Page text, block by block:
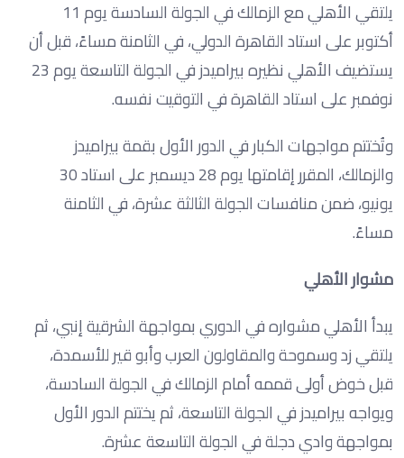
يلتقي الأهلي مع الزمالك في الجولة السادسة يوم 11
أكتوبر على استاد القاهرة الدولي، في الثامنة مساءً، قبل أن
يستضيف الأهلي نظيره بيراميدز في الجولة التاسعة يوم 23
نوفمبر على استاد القاهرة في التوقيت نفسه.
وتُختتم مواجهات الكبار في الدور الأول بقمة بيراميدز
والزمالك، المقرر إقامتها يوم 28 ديسمبر على استاد 30
يونيو، ضمن منافسات الجولة الثالثة عشرة، في الثامنة
مساءً.
مشوار الأهلي
يبدأ الأهلي مشواره في الدوري بمواجهة الشرقية إنبي، ثم
يلتقي زد وسموحة والمقاولون العرب وأبو قير للأسمدة،
قبل خوض أولى قممه أمام الزمالك في الجولة السادسة،
ويواجه بيراميدز في الجولة التاسعة، ثم يختتم الدور الأول
بمواجهة وادي دجلة في الجولة التاسعة عشرة.